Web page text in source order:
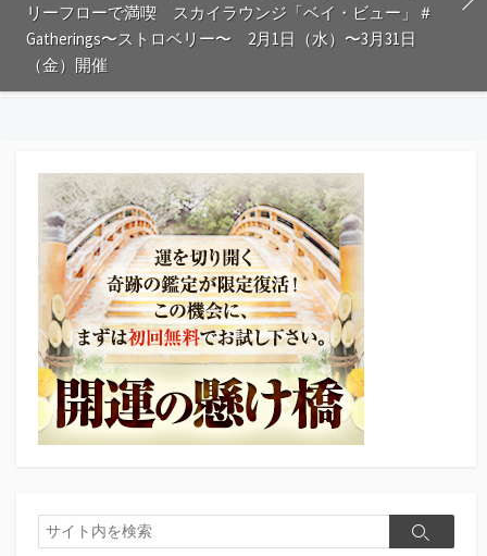
リーフローで満喫 スカイラウンジ「ベイ・ビュー」＃
Gatherings〜ストロベリー〜 2月1日（水）〜3月31日
（金）開催
検
索
検